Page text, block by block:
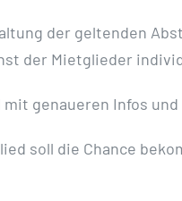
der geltenden
der Mietglieder
mit genaueren Infos
soll die Chance